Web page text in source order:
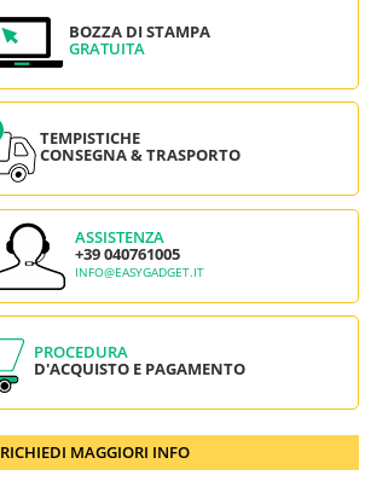
BOZZA DI STAMPA
GRATUITA
TEMPISTICHE
CONSEGNA & TRASPORTO
ASSISTENZA
+39 040761005
INFO@EASYGADGET.IT
PROCEDURA
D'ACQUISTO E PAGAMENTO
RICHIEDI MAGGIORI INFO